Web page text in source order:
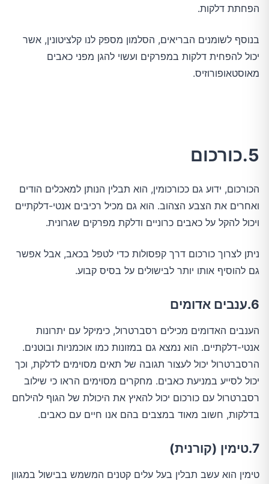
הפחתת דלקות.
בנוסף לשומנים הבריאים, הסלמון מספק לנו קלציטונין, אשר
יכול להפחית דלקות במפרקים ועשוי להגן מפני כאבים
מאוסטאופורוזיס.
5.כורכום
הכורכום, ידוע גם ככורכומין, הוא תבלין הנותן למאכלים הודים
ואחרים את הצבע הצהוב. הוא גם מכיל רכיבים אנטי-דלקתיים
ויכול להקל על כאבים כרוניים ודלקת מפרקים שגרונית.
ניתן לצרוך כורכום דרך קפסולות כדי לטפל בכאב, אבל אפשר
גם להוסיף אותו יותר לבישולים על בסיס קבוע.
6.ענבים אדומים
הענבים האדומים מכילים רסברטרול, כימיקל עם יתרונות
אנטי-דלקתיים. הוא נמצא גם במזונות כמו אוכמניות ובוטנים.
הרסברטרול יכול לעצור תגובה של תאים מסוימים לדלקת, וכך
יכול לסייע במניעת כאבים. מחקרים מסוימים הראו כי שילוב
רסברטרול עם כורכום יכול להאיץ את היכולת של הגוף להילחם
בדלקות, חשוב מאוד במצבים בהם אנו חיים עם כאבים.
7.טימין (קורנית)
טימין הוא עשב תבלין בעל עלים קטנים המשמש בבישול במגוון